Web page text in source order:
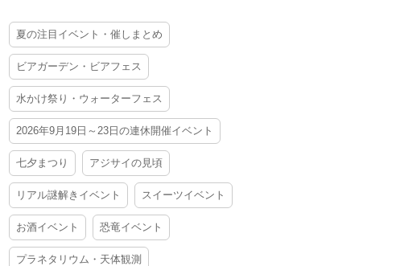
夏の注目イベント・催しまとめ
ビアガーデン・ビアフェス
水かけ祭り・ウォーターフェス
2026年9月19日～23日の連休開催イベント
七夕まつり アジサイの見頃
リアル謎解きイベント スイーツイベント
お酒イベント 恐竜イベント
プラネタリウム・天体観測